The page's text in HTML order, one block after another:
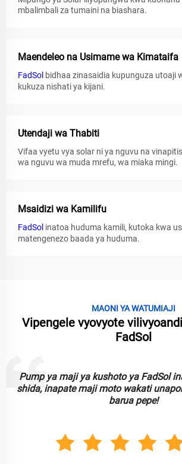
mbalimbali za tumaini na biashara.
Maendeleo na Usimame wa Kimataifa
FadSol bidhaa zinasaidia kupunguza utoaji
kukuza nishati ya kijani.
Utendaji wa Thabiti
Vifaa vyetu vya solar ni ya nguvu na
wa nguvu wa muda mrefu, wa miaka mingi.
Msaidizi wa Kamilifu
FadSol inatoa huduma kamili, kutoka kwa
matengenezo baada ya huduma.
MAONI YA WATUMIAJI
Vipengele vyovyote
FadSol
Pump ya maji ya kushoto ya FadSol
shida, inapate maji moto wakati
barua pepe!